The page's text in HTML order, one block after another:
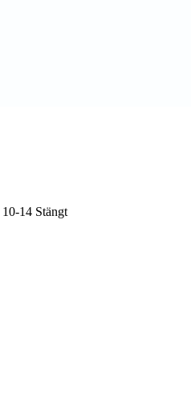
10-14 Stängt